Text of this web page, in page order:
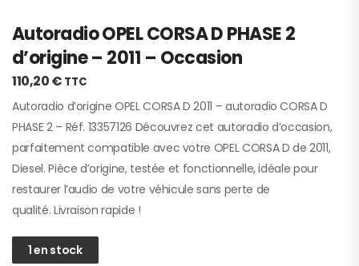
Autoradio OPEL CORSA D PHASE 2
d’origine – 2011 – Occasion
110,20€ TTC
Autoradio d’origine OPEL CORSA D 2011 – autoradio CORSA D
PHASE 2 – Réf. 13357126 Découvrez cet autoradio d’occasion,
parfaitement compatible avec votre OPEL CORSA D de 2011,
Diesel. Pièce d’origine, testée et fonctionnelle, idéale pour
restaurer l’audio de votre véhicule sans perte de
qualité. Livraison rapide !
1 en stock